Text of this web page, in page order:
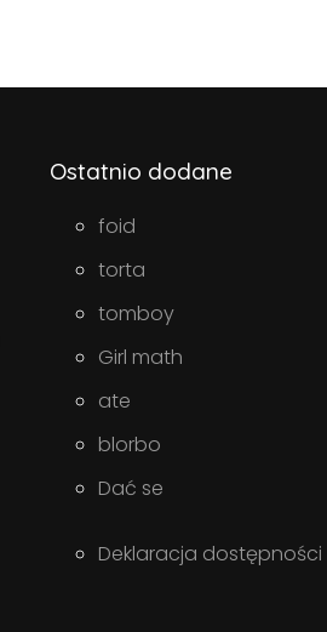
Ostatnio dodane
foid
torta
tomboy
Girl math
ate
blorbo
Dać se
Deklaracja dostępności